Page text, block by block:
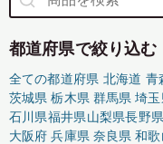
都道府県で絞り込む
全ての都道府県 北海道 青
茨城県 栃木県 群馬県 埼玉
石川県福井県山梨県長野県
大阪府 兵庫県 奈良県 和